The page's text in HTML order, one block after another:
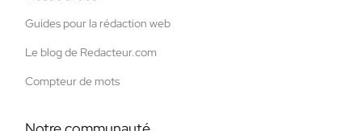
Guides pour la rédaction web
Le blog de Redacteur.com
Compteur de mots